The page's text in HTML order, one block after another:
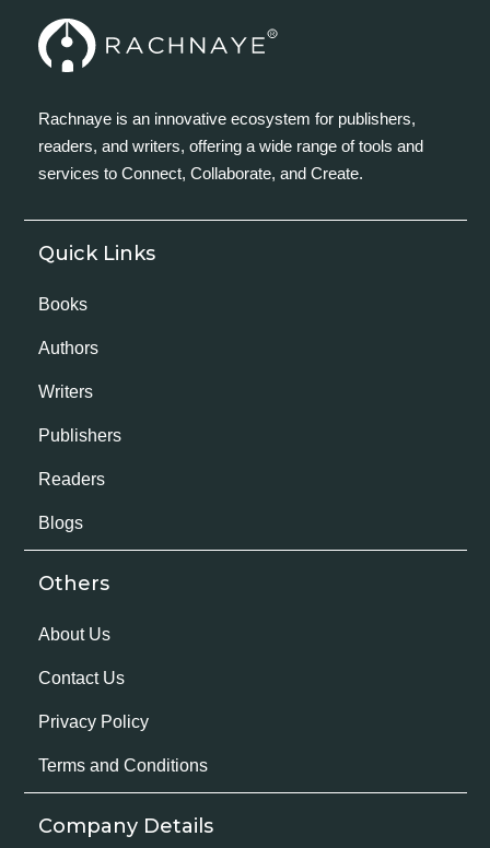
Rachnaye is an innovative ecosystem for publishers,
readers, and writers, offering a wide range of tools and
services to Connect, Collaborate, and Create.
Quick Links
Books
Authors
Writers
Publishers
Readers
Blogs
Others
About Us
Contact Us
Privacy Policy
Terms and Conditions
Company Details